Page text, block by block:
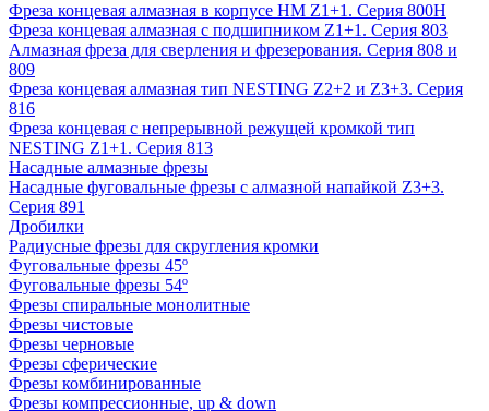
Фреза концевая алмазная в корпусе НМ Z1+1. Серия 800H
Фреза концевая алмазная с подшипником Z1+1. Серия 803
Алмазная фреза для сверления и фрезерования. Серия 808 и
809
Фреза концевая алмазная тип NESTING Z2+2 и Z3+3. Серия
816
Фреза концевая с непрерывной режущей кромкой тип
NESTING Z1+1. Серия 813
Насадные алмазные фрезы
Насадные фуговальные фрезы с алмазной напайкой Z3+3.
Серия 891
Дробилки
Радиусные фрезы для скругления кромки
Фуговальные фрезы 45º
Фуговальные фрезы 54º
Фрезы спиральные монолитные
Фрезы чистовые
Фрезы черновые
Фрезы сферические
Фрезы комбинированные
Фрезы компрессионные, up & down